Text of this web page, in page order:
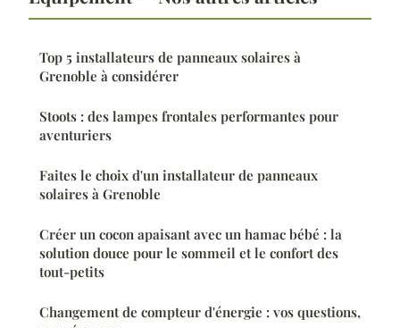
Top 5 installateurs de panneaux solaires à
Grenoble à considérer
Stoots : des lampes frontales performantes pour
aventuriers
Faites le choix d'un installateur de panneaux
solaires à Grenoble
Créer un cocon apaisant avec un hamac bébé : la
solution douce pour le sommeil et le confort des
tout-petits
Changement de compteur d'énergie : vos questions,